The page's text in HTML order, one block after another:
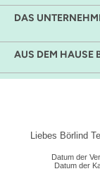
DAS
AUS DEM HAUSE
Es ist
Datum der
Datum der